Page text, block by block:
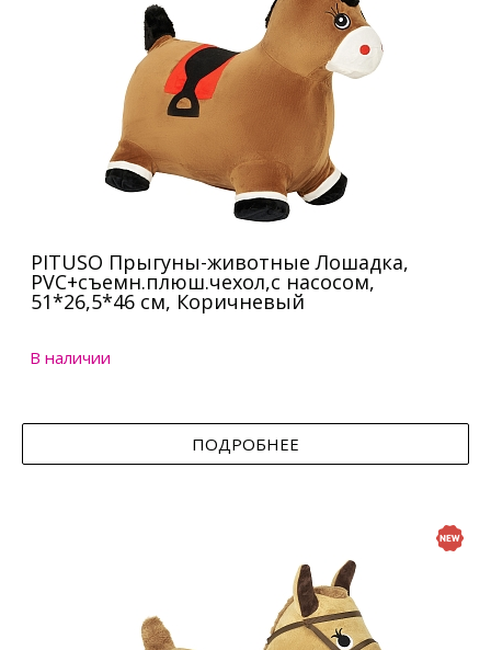
PITUSO Прыгуны-животные Лошадка,
PVC+съемн.плюш.чехол,с насосом,
51*26,5*46 см, Коричневый
В наличии
ПОДРОБНЕЕ